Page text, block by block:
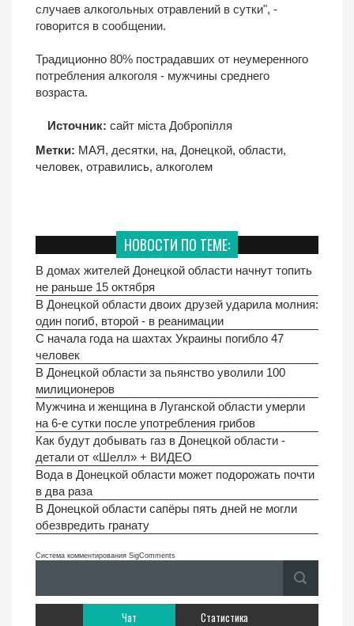
случаев алкогольных отравлений в сутки", -
говорится в сообщении.
Традиционно 80% пострадавших от неумеренного
потребления алкоголя - мужчины среднего
возраста.
Источник: сайт міста Добропілля
Метки: МАЯ, десятки, на, Донецкой, области,
человек, отравились, алкоголем
НОВОСТИ ПО ТЕМЕ:
В домах жителей Донецкой области начнут топить
не раньше 15 октября
В Донецкой области двоих друзей ударила молния:
один погиб, второй - в реанимации
C начала года на шахтах Украины погибло 47
человек
В Донецкой области за пьянство уволили 100
милиционеров
Мужчина и женщина в Луганской области умерли
на 6-е сутки после употребления грибов
Как будут добывать газ в Донецкой области -
детали от «Шелл» + ВИДЕО
Вода в Донецкой области может подорожать почти
в два раза
В Донецкой области сапёры пять дней не могли
обезвредить гранату
Система комментирования SigComments
Чат
Статистика